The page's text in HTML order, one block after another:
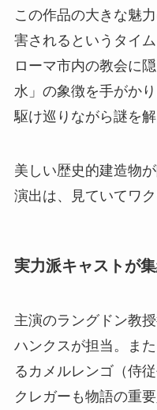
この作品の大きな魅
害されるというタイ
ローマ市内の教会に
水」の象徴を手がか
駆け巡りながら謎を解
美しい歴史的建造物
演出は、見ていてワ
実力派キャストが
主演のラングドン教
ハンクスが担当。ま
るカメルレンゴ（侍
クレガーも物語の重